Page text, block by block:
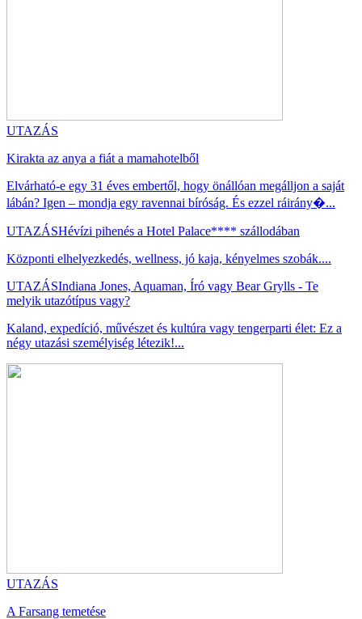
UTAZÁS
Kirakta az anya a fiát a mamahotelből
Elvárható-e egy 31 éves embertől, hogy önállóan megálljon a saját
lábán? Igen – mondja egy ravennai bíróság. És ezzel ráirány�...
UTAZÁSHévízi pihenés a Hotel Palace**** szállodában
Központi elhelyezkedés, wellness, jó kaja, kényelmes szobák....
UTAZÁSIndiana Jones, Aquaman, Író vagy Bear Grylls - Te
melyik utazótípus vagy?
Kaland, expedíció, művészet és kultúra vagy tengerparti élet: Ez a
négy utazási személyiség létezik!...
UTAZÁS
A Farsang temetése